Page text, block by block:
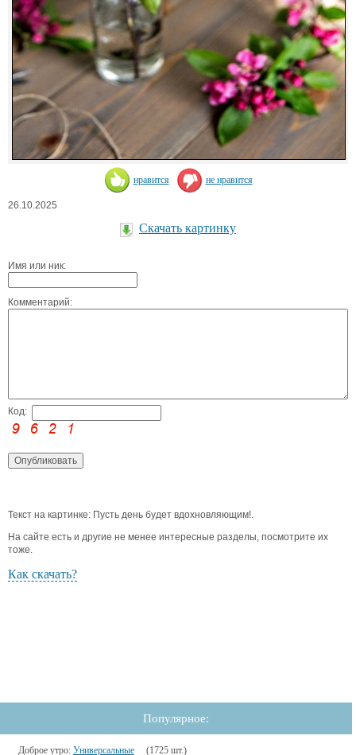
нравится не нравится
26.10.2025
Скачать картинку
Имя или ник:
Комментарий:
Код:
Текст на картинке: Пусть день будет вдохновляющим!.
На сайте есть и другие не менее интересные разделы, посмотрите их
тоже.
Как скачать?
Популярное:
Доброе утро: Универсальные (1725 шт.)